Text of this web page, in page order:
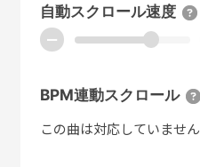
自動スクロール速度
ー
BPM連動スクロール
この曲は対応していません